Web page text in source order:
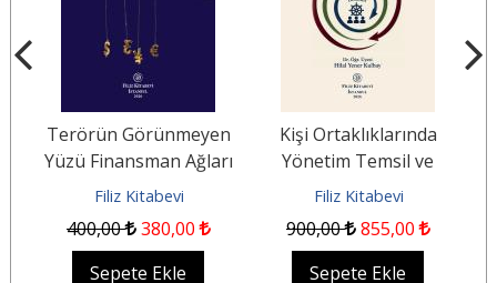
Terörün Görünmeyen
Yüzü Finansman Ağları
Kaynaklar ve
Filiz Kitabevi
400,00 380,00
Sepete Ekle
Kişi Ortaklıklarında
Yönetim Temsil ve
Sorumluluk
Filiz Kitabevi
900,00 855,00
Sepete Ekle